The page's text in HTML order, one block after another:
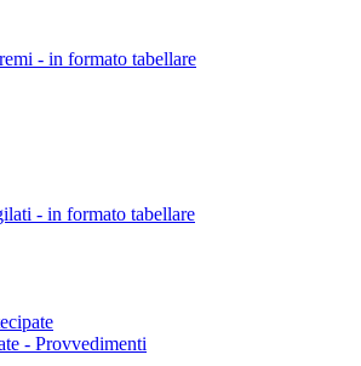
- in formato tabellare
- in formato tabellare
- Provvedimenti